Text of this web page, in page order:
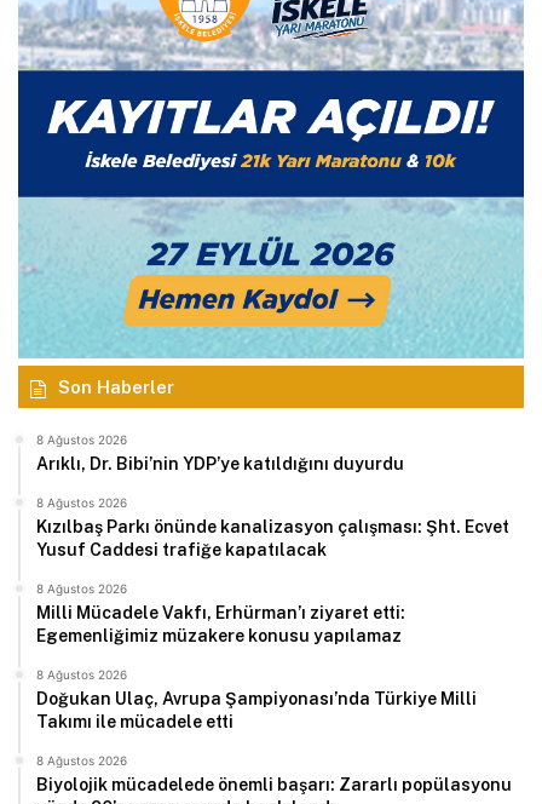
Son Haberler
8 Ağustos 2026
Arıklı, Dr. Bibi’nin YDP’ye katıldığını duyurdu
8 Ağustos 2026
Kızılbaş Parkı önünde kanalizasyon çalışması: Şht. Ecvet
Yusuf Caddesi trafiğe kapatılacak
8 Ağustos 2026
Milli Mücadele Vakfı, Erhürman’ı ziyaret etti:
Egemenliğimiz müzakere konusu yapılamaz
8 Ağustos 2026
Doğukan Ulaç, Avrupa Şampiyonası’nda Türkiye Milli
Takımı ile mücadele etti
8 Ağustos 2026
Biyolojik mücadelede önemli başarı: Zararlı popülasyonu